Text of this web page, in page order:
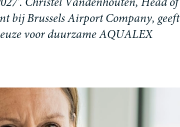
027’. Christel Vandenhouten, Head of
nt bij Brussels Airport Company, geeft
euze voor duurzame AQUALEX